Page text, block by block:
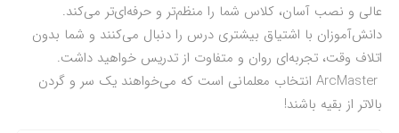
عالی و نصب آسان، کلاس شما را منظم‌تر و حرفه‌ای‌تر می‌کند.
دانش‌آموزان با اشتیاق بیشتری درس را دنبال می‌کنند و شما بدون
اتلاف وقت، تجربه‌ای روان و متفاوت از تدریس خواهید داشت.
ArcMaster انتخاب معلمانی است که می‌خواهند یک سر و گردن
بالاتر از بقیه باشند!